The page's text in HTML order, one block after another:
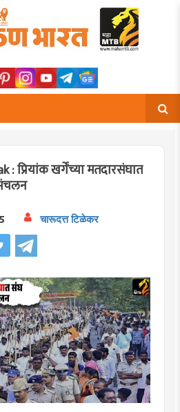
: प्रियांक खर्गेंच्या मतदारसंघात
चारूदत्त टिळेकर